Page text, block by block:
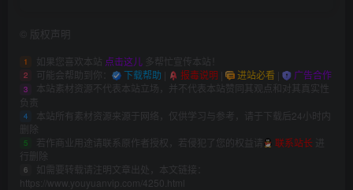
版权声明
1 如果您喜欢本站 点击这儿 多帮忙宣传本站！
2 可能会帮助到你： 下载帮助 报毒说明 | 进站必看 | 广告合作
3
本站素材资源不代表本站立场，并不代表本站赞同其观点和对其真实性
负责
4
本站所有素材资源来源于网络，仅供学习与参考，请于下载后24小时内
删除
5 若作商业用途请联系原作者授权，若侵犯了您的权益请 联系站长 进
行删除
6
如需要转载请注明文章出处，本文链接：
https://www.youyuanvip.com/4250.html